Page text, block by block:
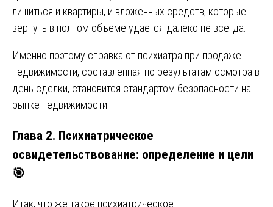
лишиться и квартиры, и вложенных средств, которые
вернуть в полном объеме удается далеко не всегда.
Именно поэтому справка от психиатра при продаже
недвижимости, составленная по результатам осмотра в
день сделки, становится стандартом безопасности на
рынке недвижимости.
Глава 2. Психиатрическое
освидетельствование: определение и цели
🎯
Итак, что же такое психиатрическое